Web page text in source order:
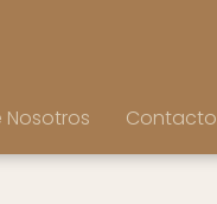
Nosotros Contacto